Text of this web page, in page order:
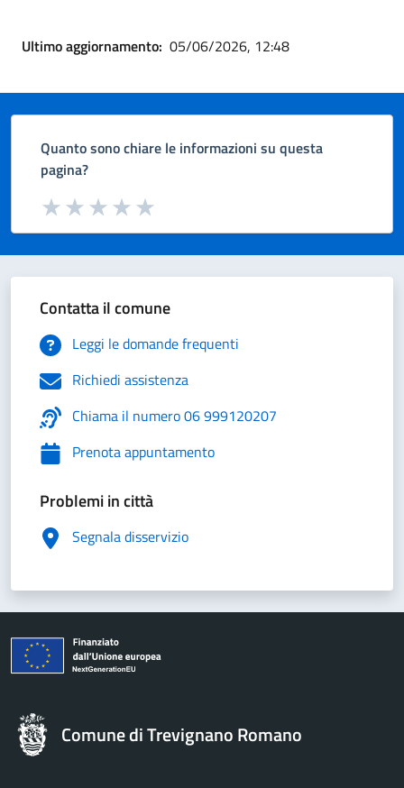
Ultimo aggiornamento: 05/06/2026, 12:48
Quanto sono chiare le informazioni su questa
pagina?
Valuta da 1 a 5 stelle la pagina
Valuta 5 stelle su 5
Valuta 4 stelle su 5
Valuta 3 stelle su 5
Valuta 2 stelle su 5
Valuta 1 stelle su 5
Contatta il comune
Leggi le domande frequenti
Richiedi assistenza
Chiama il numero 06 999120207
Prenota appuntamento
Problemi in città
Segnala disservizio
Comune di Trevignano Romano